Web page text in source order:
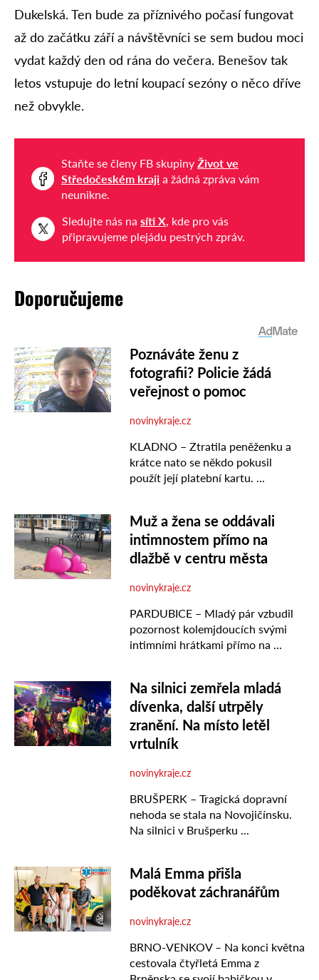
Dukelská. Ten bude za příznivého počasí fungovat
až do začátku září a návštěvníci se sem budou moci
vydat každý den od rána do večera. Benešov tak
letos vstupuje do letní koupací sezóny o něco dříve
než obvykle.
Staňte se členy FB skupiny Život ve
Středočeském kraji a žádná zpráva vám
neunikne.
Sledujte nás na síti X, kde pro vás
připravujeme plejádu pestrých zpráv.
Doporučujeme